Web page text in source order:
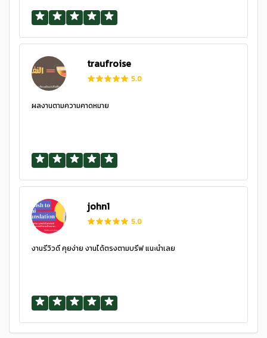
traufroise
5.0
ผลงานตามความคาดหมาย
john1
5.0
งานรีวิวดี คุยง่าย งานได้ตรงตามบรีฟ แนะนำเลย